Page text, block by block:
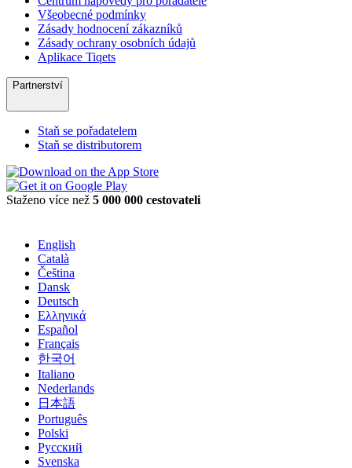
Všeobecné podmínky
Zásady hodnocení zákazníků
Zásady ochrany osobních údajů
Aplikace Tiqets
Partnerství
Staň se pořadatelem
Staň se distributorem
Staženo více než 5 000 000 cestovateli
English
Català
Čeština
Dansk
Deutsch
Ελληνικά
Español
Français
한국어
Italiano
Nederlands
日本語
Português
Polski
Русский
Svenska